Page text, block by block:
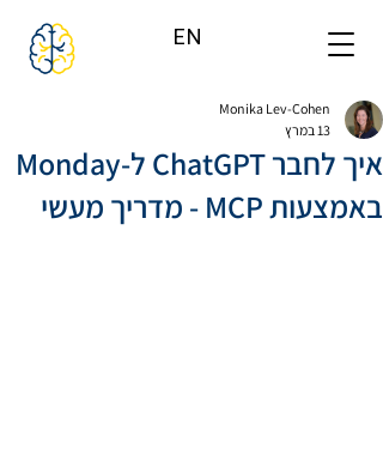
EN
איך לחבר ChatGPT ל-Monday
באמצעות MCP - מדריך מעשי
Monika Lev-Cohen
13 במרץ